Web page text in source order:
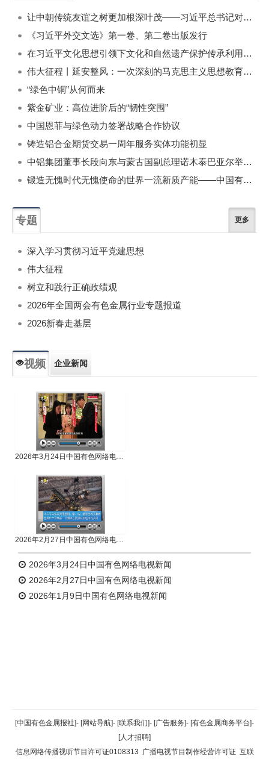
让中朝传统友谊之树更加根深叶茂——习近平总书记对朝鲜进行国事访问纪实
《习近平外交文选》第一卷、第二卷出版发行
在习近平文化思想引领下文化和自然遗产保护传承利用工作开创新局面
伟大征程丨延安整风：一次深刻的马克思主义思想教育运动
“绿色中铜”从何而来
紫金矿业：高位进阶后的“韧性突围”
中国恩菲与绿色动力签署战略合作协议
铸造铝合金期货交易一周年服务实体功能初显
中铝集团董事长段向东与蒙古国副总理诺木泰巴亚尔举行会谈
锻造无愧时代无愧使命的世界一流新质产能——中国有色金属工业的战略应对与破局之道（二）
专题 更多
深入学习贯彻习近平党建思想
伟大征程
树立和践行正确政绩观
2026年全国两会有色金属行业专题报道
2026新春走基层
视频 企业新闻
2026年3月24日中国有色网络电视新闻
2026年2月27日中国有色网络电视新闻
2026年3月24日中国有色网络电视新闻
2026年2月27日中国有色网络电视新闻
2026年1月9日中国有色网络电视新闻
返回顶部
返回首页
[中国有色金属报社]- [网站导航]- [联系我们]- [广告服务]- [有色金属商务平台]-
[人才招聘]
信息网络传播视听节目许可证0108313 广播电视节目制作经营许可证 互联